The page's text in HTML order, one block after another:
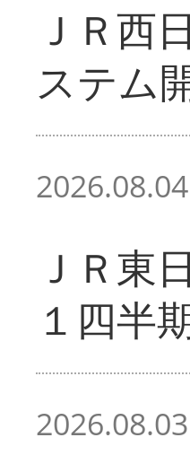
ＪＲ西
ステム
2026.08.04
ＪＲ東
１四半
2026.08.03